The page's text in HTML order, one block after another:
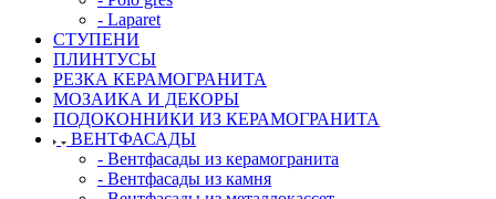
- Laparet
СТУПЕНИ
ПЛИНТУСЫ
РЕЗКА КЕРАМОГРАНИТА
МОЗАИКА И ДЕКОРЫ
ПОДОКОННИКИ ИЗ КЕРАМОГРАНИТА
ВЕНТФАСАДЫ
- Вентфасады из керамогранита
- Вентфасады из камня